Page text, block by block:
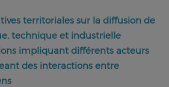
territoriales sur la diffusion de
technique et industrielle
impliquant différents acteurs
des interactions entre